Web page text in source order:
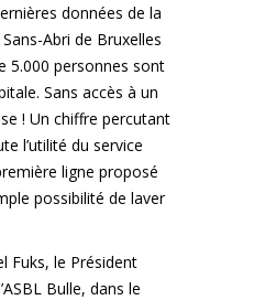
données de la
Abri de Bruxelles
5.000 personnes sont
Sans accès à un
! Un chiffre percutant
l’utilité du service
ligne proposé
possibilité de laver
Fuks, le Président
Bulle, dans le